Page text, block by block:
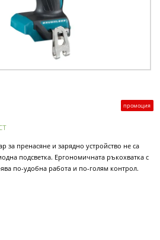
промоция
за пренасяне и зарядно устройство не са
подсветка. Ергономичната ръкохватка с
по-удобна работа и по-голям контрол.